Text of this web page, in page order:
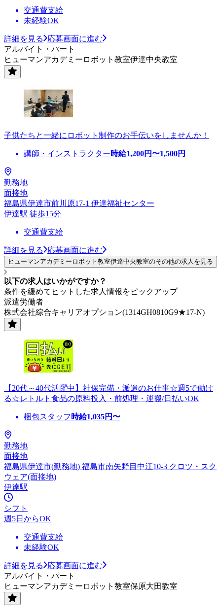
交通費支給
未経験OK
詳細を見る
応募画面に進む
アルバイト・パート
ヒューマンアカデミーロボット教室伊達中央教室
子供たちと一緒にロボット制作のお手伝いをしませんか！
講師・インストラクター時給1,200円〜1,500円
勤務地
面接地
福島県伊達市前川原17-1 伊達福祉センター
伊達駅 徒歩15分
交通費支給
詳細を見る 応募画面に進む
ヒューマンアカデミーロボット教室伊達中央教室のその他の求人を見る
以下の求人はいかがですか？
条件を緩めてヒットした求人情報をピックアップ
派遣労働者
株式会社綜合キャリアオプション(1314GH0810G9★17-N)
【20代～40代活躍中】社保完備・派遣のお仕事☆週5で働け
る☆レトルト食品の原料投入・前処理・運搬/日払いOK
梱包スタッフ 時給1,035円〜
勤務地
面接地
福島県伊達市(勤務地) 福島市南矢野目中江10-3 クロツ・スク
ウェア(面接地)
伊達駅
シフト
週5日からOK
交通費支給
未経験OK
詳細を見る
応募画面に進む
アルバイト・パート
ヒューマンアカデミーロボット教室保原大田教室